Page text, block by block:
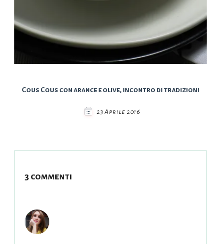
Cous Cous con arance e olive, incontro di tradizioni
23 Aprile 2016
3 commenti